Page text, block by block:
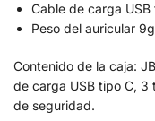
Cable de carga USB
Peso del auricular
Contenido de la caja:
de carga USB tipo C, 3
de seguridad.